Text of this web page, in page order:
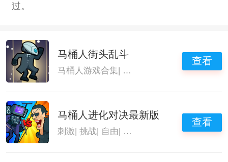
过。
马桶人街头乱斗
马桶人游戏合集| 马桶人模拟器2 |马桶人逆
查看
马桶人进化对决最新版
刺激 |挑战 自由 马桶人进化对决
查看